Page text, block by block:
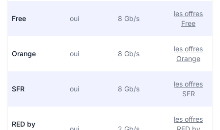
Free oui 8 Gb/s
les offres
Free
Orange oui 8 Gb/s
les offres
Orange
SFR oui 8 Gb/s
les offres
SFR
RED by
les offres